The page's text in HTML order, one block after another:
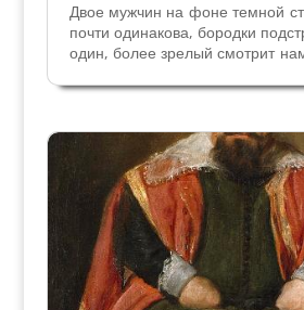
Двое мужчин на фоне темной
почти одинакова, бородки
один, более зрелый смотрит
помоложе, который
как...
Иконография
Портреты